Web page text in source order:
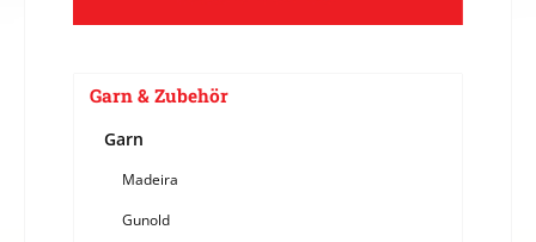
Garn & Zubehör
Garn
Madeira
Gunold